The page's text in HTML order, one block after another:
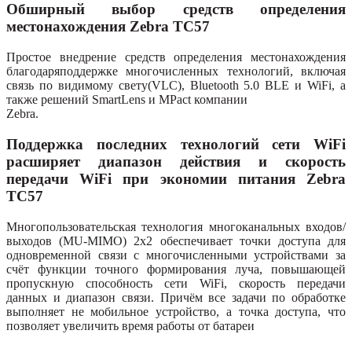
Обширный выбор средств определения
местонахождения Zebra TC57
Простое внедрение средств определения местонахождения
благодаряподдержке многочисленных технологий, включая
связь по видимому свету(VLC), Bluetooth 5.0 BLE и WiFi, а
также решений SmartLens и MPact компании
Zebra.
Поддержка последних технологий сети WiFi
расширяет диапазон действия и скорость
передачи WiFi при экономии питания Zebra
TC57
Многопользовательская технология многоканальных входов/
выходов (MU-MIMO) 2х2 обеспечивает точки доступа для
одновременной связи с многочисленными устройствами за
счёт функции точного формирования луча, повышающей
пропускную способность сети WiFi, скорость передачи
данных и диапазон связи. Причём все задачи по обработке
выполняет не мобильное устройство, а точка доступа, что
позволяет увеличить время работы от батареи